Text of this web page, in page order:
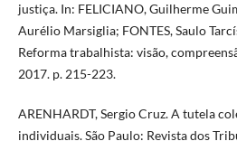
justiça. In: FELICIANO, Guilherme
Aurélio Marsiglia; FONTES, Saulo
Reforma trabalhista: visão,
2017. p. 215-223.
ARENHARDT, Sergio Cruz. A tutela
individuais. São Paulo: Revista dos